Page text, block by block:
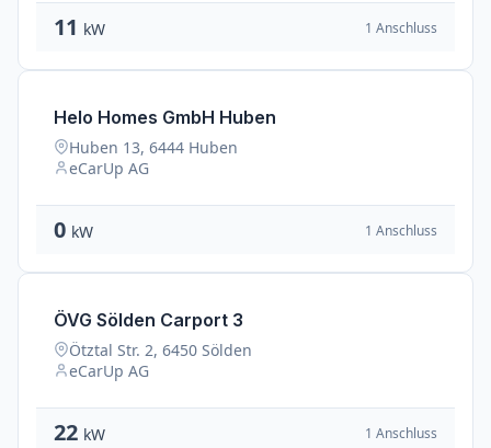
11 kW 1 Anschluss
Helo Homes GmbH Huben
Huben 13, 6444 Huben
eCarUp AG
0 kW 1 Anschluss
ÖVG Sölden Carport 3
Ötztal Str. 2, 6450 Sölden
eCarUp AG
22 kW 1 Anschluss